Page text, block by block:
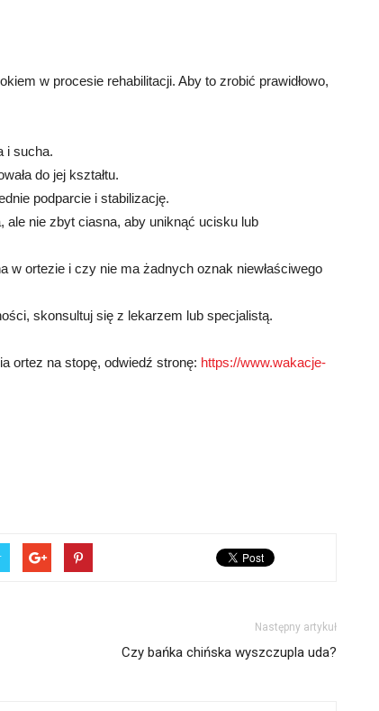
w procesie rehabilitacji. Aby to zrobić prawidłowo,
i sucha.
do jej kształtu.
podparcie i stabilizację.
ale nie zbyt ciasna, aby uniknąć ucisku lub
ortezie i czy nie ma żadnych oznak niewłaściwego
skonsultuj się z lekarzem lub specjalistą.
ortez na stopę, odwiedź stronę: https://www.wakacje-
Następny artykuł
Czy bańka chińska wyszczupla uda?